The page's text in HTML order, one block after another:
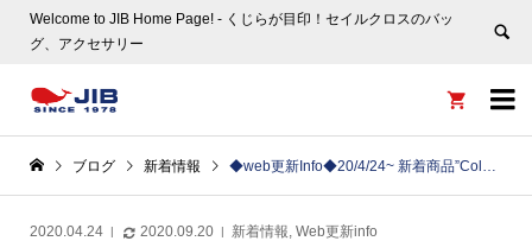
Welcome to JIB Home Page! ‐ くじらが目印！セイルクロスのバッ
グ、アクセサリー


ブログ 新着情報 ◆web更新Info◆20/4/24~ 新着商品”Colorful Fastener Tote S”
2020.04.24 2020.09.20 新着情報, Web更新info